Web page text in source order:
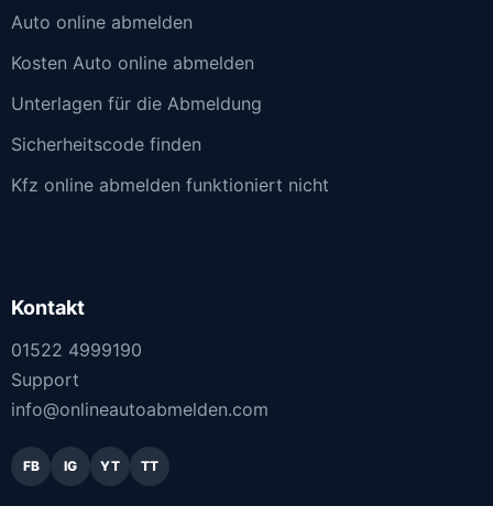
Auto online abmelden
Kosten Auto online abmelden
Unterlagen für die Abmeldung
Sicherheitscode finden
Kfz online abmelden funktioniert nicht
Kontakt
01522 4999190
Support
info@onlineautoabmelden.com
FB IG YT TT